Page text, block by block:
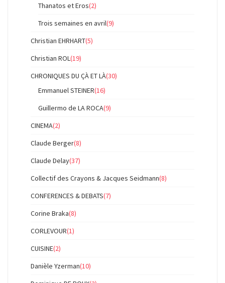
Thanatos et Eros(2)
Trois semaines en avril(9)
Christian EHRHART(5)
Christian ROL(19)
CHRONIQUES DU ÇÀ ET LÀ(30)
Emmanuel STEINER(16)
Guillermo de LA ROCA(9)
CINEMA(2)
Claude Berger(8)
Claude Delay(37)
Collectif des Crayons & Jacques Seidmann(8)
CONFERENCES & DEBATS(7)
Corine Braka(8)
CORLEVOUR(1)
CUISINE(2)
Danièle Yzerman(10)